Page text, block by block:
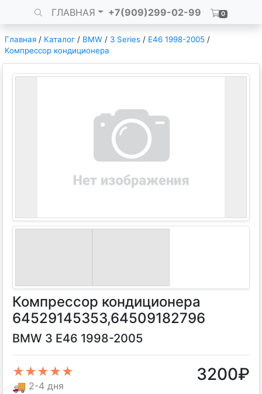
ГЛАВНАЯ +7(909)299-02-99 0
Главная / Каталог / BMW / 3 Series / E46 1998-2005 /
Компрессор кондиционера
Компрессор кондиционера
64529145353,64509182796
BMW 3 E46 1998-2005
★★★★★
🚚 2-4 дня
3200₽